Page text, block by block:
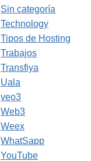
Sin categoría
Technology
Tipos de Hosting
Trabajos
Transfiya
Uala
veo3
Web3
Weex
WhatSapp
YouTube